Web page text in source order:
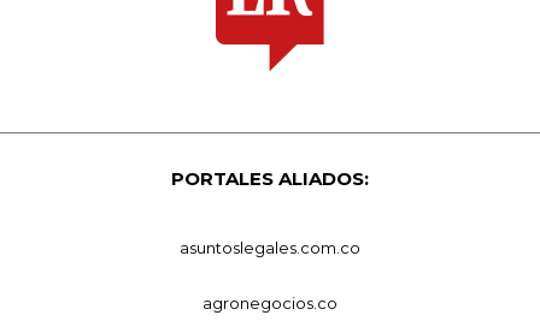
PORTALES ALIADOS:
asuntoslegales.com.co
agronegocios.co